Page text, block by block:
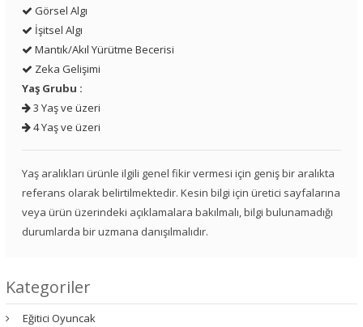
Görsel Algı
İşitsel Algı
Mantık/Akıl Yürütme Becerisi
Zeka Gelişimi
Yaş Grubu :
3 Yaş ve üzeri
4 Yaş ve üzeri
Yaş aralıkları ürünle ilgili genel fikir vermesi için geniş bir aralıkta
referans olarak belirtilmektedir. Kesin bilgi için üretici sayfalarına
veya ürün üzerindeki açıklamalara bakılmalı, bilgi bulunamadığı
durumlarda bir uzmana danışılmalıdır.
Kategoriler
Eğitici Oyuncak